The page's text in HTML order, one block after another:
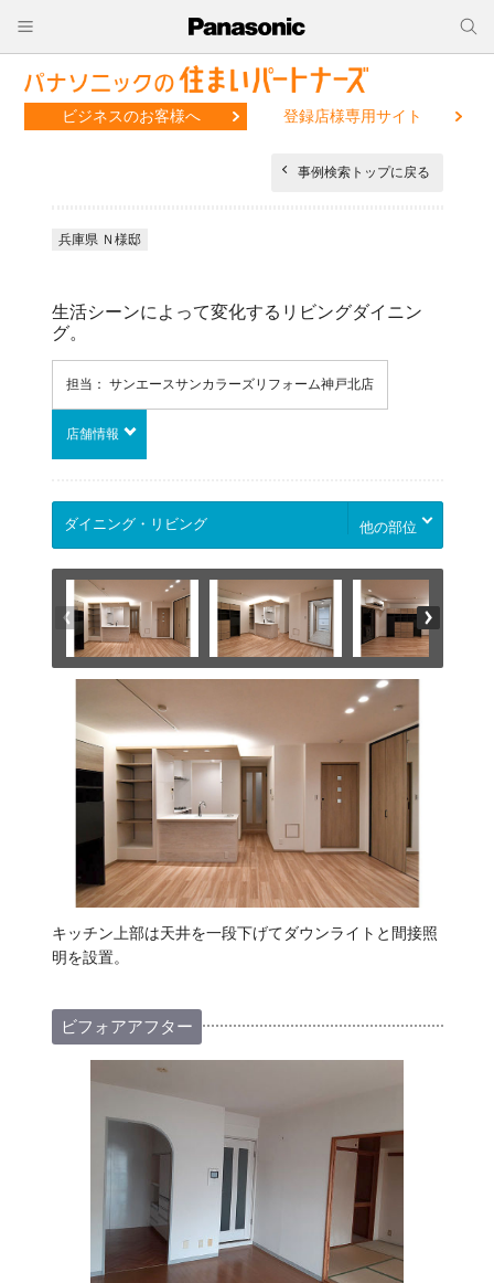
ビジネスのお客様へ 登録店様専用サイト
事例検索トップに戻る
兵庫県 Ｎ様邸
生活シーンによって変化するリビングダイニン
グ。
担当： サンエースサンカラーズリフォーム神戸北店
店舗情報
他の部位
キッチン上部は天井を一段下げてダウンライトと間接照
明を設置。
ビフォアアフター